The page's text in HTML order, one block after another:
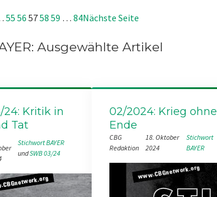
55 56 5758 59 … 84Nächste Seite
Ausgewählte Artikel
24: Kritik in
Tat
Stichwort BAYER
und SWB 03/24
02/2024: Krieg ohne
Ende
CBG
Redaktion
18. Oktober
2024
Stichwort
BAYER